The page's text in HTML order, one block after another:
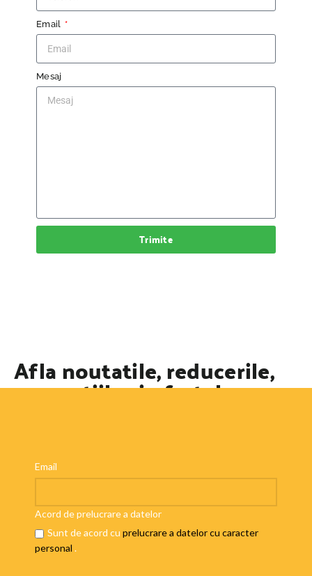
Email
Mesaj
Trimite
Afla noutatile, reducerile,
promotiile si ofertele
Email
Acord de prelucrare a datelor
Sunt de acord cu prelucrare a datelor cu caracter
personal .